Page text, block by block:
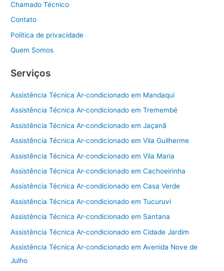
Chamado Técnico
Contato
Política de privacidade
Quem Somos
Serviços
Assistência Técnica Ar-condicionado em Mandaqui
Assistência Técnica Ar-condicionado em Tremembé
Assistência Técnica Ar-condicionado em Jaçanã
Assistência Técnica Ar-condicionado em Vila Guilherme
Assistência Técnica Ar-condicionado em Vila Maria
Assistência Técnica Ar-condicionado em Cachoeirinha
Assistência Técnica Ar-condicionado em Casa Verde
Assistência Técnica Ar-condicionado em Tucuruvi
Assistência Técnica Ar-condicionado em Santana
Assistência Técnica Ar-condicionado em Cidade Jardim
Assistência Técnica Ar-condicionado em Avenida Nove de
Julho